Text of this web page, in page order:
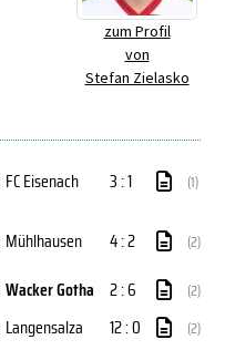
zum Profil
von
Stefan Zielasko
FC Eisenach 3 : 1 (1)
Mühlhausen 4 : 2 (2)
Wacker Gotha 2 : 6 (2)
Langensalza 12 : 0 (2)